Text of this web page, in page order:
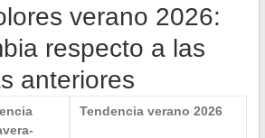
verano 2026:
respecto a las
anteriores
Tendencia verano 2026